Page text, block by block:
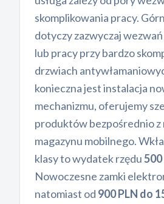
skomplikowania pracy.
dotyczy zazwyczaj
lub pracy przy bardzo
drzwiach
konieczna jest instalacja
mechanizmu, oferujemy
produktów bezpośrednio z
magazynu mobilnego.
klasy to wydatek rzędu500
Nowoczesne zamki
natomiast od 900 PLN do